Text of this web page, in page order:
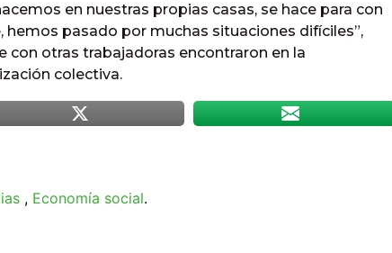
en nuestras propias casas, se hace para con
hemos pasado por muchas situaciones difíciles”,
con otras trabajadoras encontraron en la
colectiva.
, Economía social.